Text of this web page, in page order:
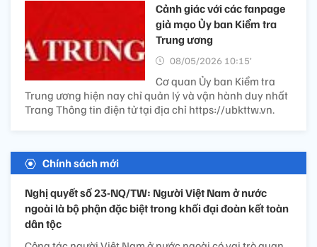
Cảnh giác với các fanpage
giả mạo Ủy ban Kiểm tra
Trung ương
08/05/2026 10:15’
Cơ quan Ủy ban Kiểm tra
Trung ương hiện nay chỉ quản lý và vận hành duy nhất
Trang Thông tin điện tử tại địa chỉ https://ubkttw.vn.
Chính sách mới
Nghị quyết số 23-NQ/TW: Người Việt Nam ở nước
ngoài là bộ phận đặc biệt trong khối đại đoàn kết toàn
dân tộc